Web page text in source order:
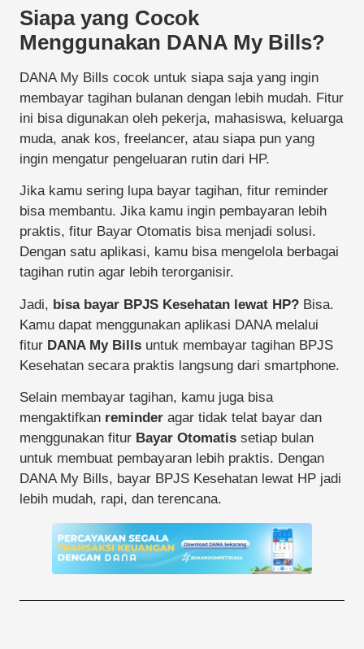
Siapa yang Cocok
Menggunakan DANA My Bills?
DANA My Bills cocok untuk siapa saja yang ingin
membayar tagihan bulanan dengan lebih mudah. Fitur
ini bisa digunakan oleh pekerja, mahasiswa, keluarga
muda, anak kos, freelancer, atau siapa pun yang
ingin mengatur pengeluaran rutin dari HP.
Jika kamu sering lupa bayar tagihan, fitur reminder
bisa membantu. Jika kamu ingin pembayaran lebih
praktis, fitur Bayar Otomatis bisa menjadi solusi.
Dengan satu aplikasi, kamu bisa mengelola berbagai
tagihan rutin agar lebih terorganisir.
Jadi, bisa bayar BPJS Kesehatan lewat HP? Bisa.
Kamu dapat menggunakan aplikasi DANA melalui
fitur DANA My Bills untuk membayar tagihan BPJS
Kesehatan secara praktis langsung dari smartphone.
Selain membayar tagihan, kamu juga bisa
mengaktifkan reminder agar tidak telat bayar dan
menggunakan fitur Bayar Otomatis setiap bulan
untuk membuat pembayaran lebih praktis. Dengan
DANA My Bills, bayar BPJS Kesehatan lewat HP jadi
lebih mudah, rapi, dan terencana.